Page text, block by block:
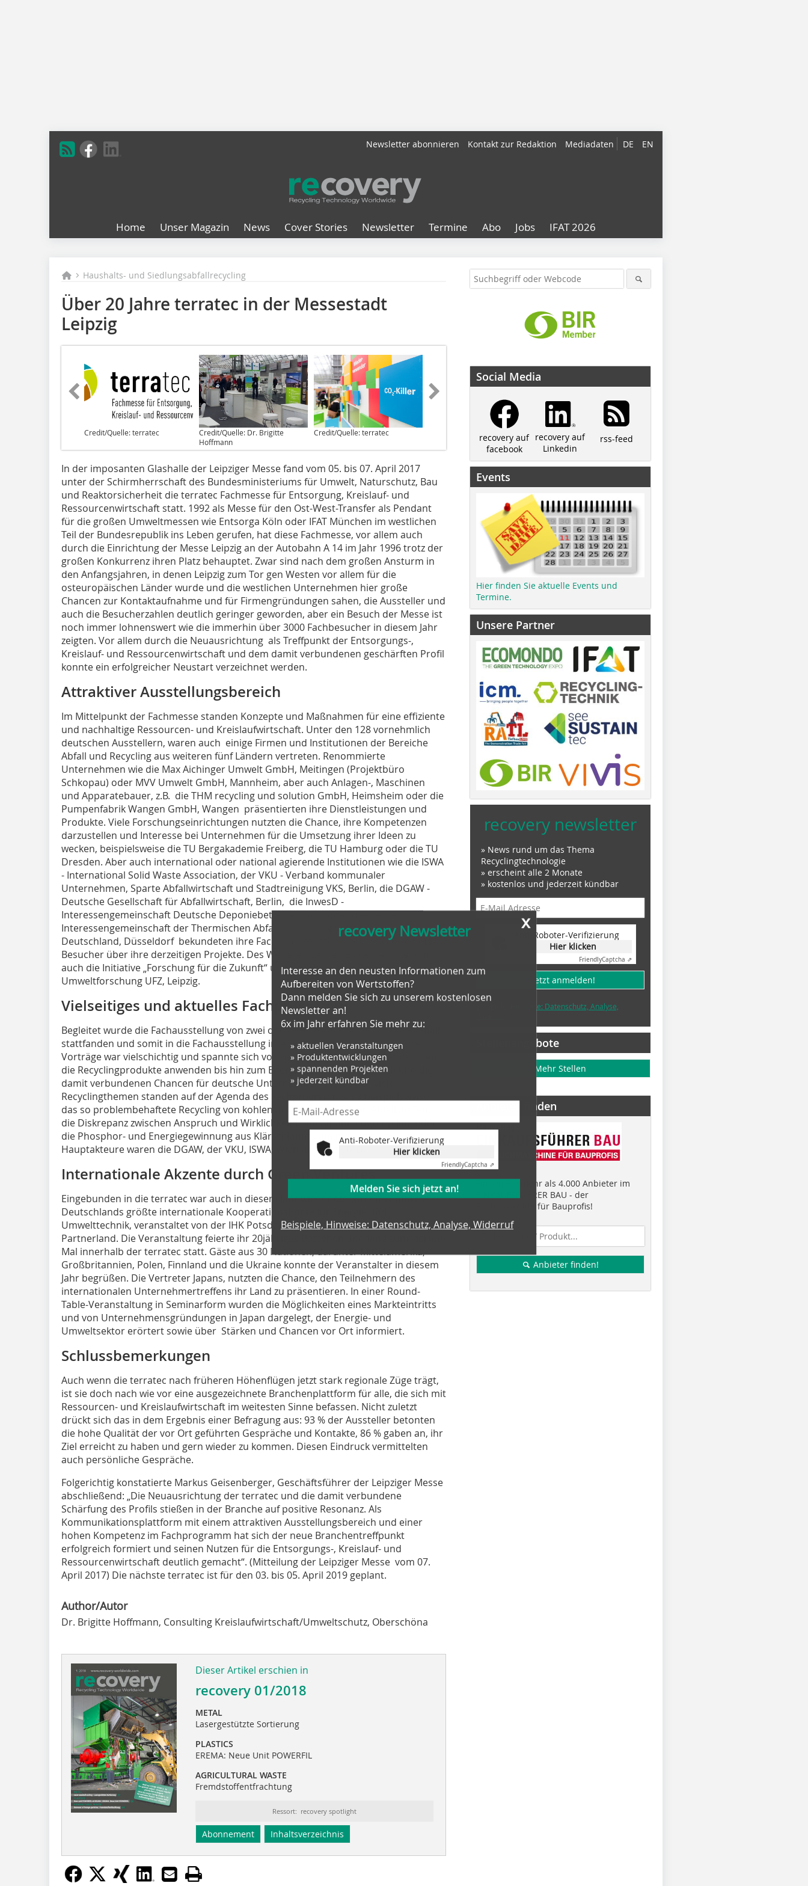
DE EN
Newsletter abonnieren Kontakt zur Redaktion Mediadaten
Home Unser Magazin News Cover Stories Newsletter Termine Abo Jobs IFAT 2026
Haushalts- und Siedlungsabfallrecycling
Über 20 Jahre terratec in der Messestadt
Leipzig
Credit/Quelle: terratec
Credit/Quelle: Dr. Brigitte
Hoffmann
Credit/Quelle: terratec
In der imposanten Glashalle der Leipziger Messe fand vom 05. bis 07. April 2017
unter der Schirmherrschaft des Bundesministeriums für Umwelt, Naturschutz, Bau
und Reaktorsicherheit die terratec Fachmesse für Entsorgung, Kreislauf- und
Ressourcenwirtschaft statt. 1992 als Messe für den Ost-West-Transfer als Pendant
für die großen Umweltmessen wie Entsorga Köln oder IFAT München im westlichen
Teil der Bundesrepublik ins Leben gerufen, hat diese Fachmesse, vor allem auch
durch die Einrichtung der Messe Leipzig an der Autobahn A 14 im Jahr 1996 trotz der
großen Konkurrenz ihren Platz behauptet. Zwar sind nach dem großen Ansturm in
den Anfangsjahren, in denen Leipzig zum Tor gen Westen vor allem für die
osteuropäischen Länder wurde und die westlichen Unternehmen hier große
Chancen zur Kontaktaufnahme und für Firmengründungen sahen, die Aussteller und
auch die Besucherzahlen deutlich geringer geworden, aber ein Besuch der Messe ist
noch immer lohnenswert wie die immerhin über 3000 Fachbesucher in diesem Jahr
zeigten. Vor allem durch die Neuausrichtung als Treffpunkt der Entsorgungs-,
Kreislauf- und Ressourcenwirtschaft und dem damit verbundenen geschärften Profil
konnte ein erfolgreicher Neustart verzeichnet werden.
Attraktiver Ausstellungsbereich
Im Mittelpunkt der Fachmesse standen Konzepte und Maßnahmen für eine effiziente
und nachhaltige Ressourcen- und Kreislaufwirtschaft. Unter den 128 vornehmlich
deutschen Ausstellern, waren auch einige Firmen und Institutionen der Bereiche
Abfall und Recycling aus weiteren fünf Ländern vertreten. Renommierte
Unternehmen wie die Max Aichinger Umwelt GmbH, Meitingen (Projektbüro
Schkopau) oder MVV Umwelt GmbH, Mannheim, aber auch Anlagen-, Maschinen
und Apparatebauer, z.B. die THM recycling und solution GmbH, Heimsheim oder die
Pumpenfabrik Wangen GmbH, Wangen präsentierten ihre Dienstleistungen und
Produkte. Viele Forschungseinrichtungen nutzten die Chance, ihre Kompetenzen
darzustellen und Interesse bei Unternehmen für die Umsetzung ihrer Ideen zu
wecken, beispielsweise die TU Bergakademie Freiberg, die TU Hamburg oder die TU
Dresden. Aber auch international oder national agierende Institutionen wie die ISWA
- International Solid Waste Association, der VKU - Verband kommunaler
Unternehmen, Sparte Abfallwirtschaft und Stadtreinigung VKS, Berlin, die DGAW -
Deutsche Gesellschaft für Abfallwirtschaft, Berlin, die InwesD -
Interessengemeinschaft Deutsche Deponiebetreiber, Köln oder die ITAD –
Interessengemeinschaft der Thermischen Abfallbehandlungsanlagen in
Deutschland, Düsseldorf bekundeten ihre Fachkompetenzen und instruierten die
Besucher über ihre derzeitigen Projekte. Des Weiteren zählten zu den Ausstellern
auch die Initiative „Forschung für die Zukunft“ und das Helmholtz-Zentrum für
Umweltforschung UFZ, Leipzig.
Vielseitiges und aktuelles Fachprogramm
Begleitet wurde die Fachausstellung von zwei offene Foren, die direkt in der Glashalle
stattfanden und somit in die Fachausstellung intergiert waren. Die Thematik der
Vorträge war vielschichtig und spannte sich von der Vorstellung von Unternehmen,
die Recyclingprodukte anwenden bis hin zum Energiewandel in Frankreich und die
damit verbundenen Chancen für deutsche Unternehmen. Aber auch viele
Recyclingthemen standen auf der Agenda des Fachprogramms, so beispielsweise
das so problembehaftete Recycling von kohlenstofffaserverstärkten Abfallstoffen,
die Diskrepanz zwischen Anspruch und Wirklichkeit beim Altfahrzeugrecycling oder
die Phosphor- und Energiegewinnung aus Klärschlamm, um nur einige zu nennen.
Hauptakteure waren die DGAW, der VKU, ISWA, Wien und die ITAD.
Internationale Akzente durch Green Ventures
Eingebunden in die terratec war auch in diesem Jahr wieder die „Green Ventures“,
Deutschlands größte internationale Kooperationsbörse für Energie und
Umwelttechnik, veranstaltet von der IHK Potsdam mit Japan als diesjährigem
Partnerland. Die Veranstaltung feierte ihr 20jähriges Bestehen und fand zum vierten
Mal innerhalb der terratec statt. Gäste aus 30 Nationen, darunter Mittelamerika,
Großbritannien, Polen, Finnland und die Ukraine konnte der Veranstalter in diesem
Jahr begrüßen. Die Vertreter Japans, nutzten die Chance, den Teilnehmern des
internationalen Unternehmertreffens ihr Land zu präsentieren. In einer Round-
Table-Veranstaltung in Seminarform wurden die Möglichkeiten eines Markteintritts
und von Unternehmensgründungen in Japan dargelegt, der Energie- und
Umweltsektor erörtert sowie über Stärken und Chancen vor Ort informiert.
Schlussbemerkungen
Auch wenn die terratec nach früheren Höhenflügen jetzt stark regionale Züge trägt,
ist sie doch nach wie vor eine ausgezeichnete Branchenplattform für alle, die sich mit
Ressourcen- und Kreislaufwirtschaft im weitesten Sinne befassen. Nicht zuletzt
drückt sich das in dem Ergebnis einer Befragung aus: 93 % der Aussteller betonten
die hohe Qualität der vor Ort geführten Gespräche und Kontakte, 86 % gaben an, ihr
Ziel erreicht zu haben und gern wieder zu kommen. Diesen Eindruck vermittelten
auch persönliche Gespräche.
Folgerichtig konstatierte Markus Geisenberger, Geschäftsführer der Leipziger Messe
abschließend: „Die Neuausrichtung der terratec und die damit verbundene
Schärfung des Profils stießen in der Branche auf positive Resonanz. Als
Kommunikationsplattform mit einem attraktiven Ausstellungsbereich und einer
hohen Kompetenz im Fachprogramm hat sich der neue Branchentreffpunkt
erfolgreich formiert und seinen Nutzen für die Entsorgungs-, Kreislauf- und
Ressourcenwirtschaft deutlich gemacht“. (Mitteilung der Leipziger Messe vom 07.
April 2017) Die nächste terratec ist für den 03. bis 05. April 2019 geplant.
Author/Autor
Dr. Brigitte Hoffmann, Consulting Kreislaufwirtschaft/Umweltschutz, Oberschöna
Dieser Artikel erschien in
recovery 01/2018
METAL
Lasergestützte Sortierung
PLASTICS
EREMA: Neue Unit POWERFIL
AGRICULTURAL WASTE
Fremdstoffentfrachtung
Ressort: recovery spotlight
Abonnement Inhaltsverzeichnis
x
recovery Newsletter
Aufbereiten von Wertstoffen?
Dann melden Sie sich zu unserem kostenlosen
Newsletter an!
6x im Jahr erfahren Sie mehr zu:
» Produktentwicklungen
» spannenden Projekten
» jederzeit kündbar
Anti-Roboter-Verifizierung
Hier klicken
Melden Sie sich jetzt an!
Social Media
recovery auf
facebook
recovery auf
Linkedin
rss-feed
Events
Hier finden Sie aktuelle Events und
Termine.
Unsere Partner
recovery newsletter
» News rund um das Thema
Recyclingtechnologie
» erscheint alle 2 Monate
» kostenlos und jederzeit kündbar
Anti-Roboter-Verifizierung
Hier klicken
FriendlyCaptcha ⇗
» Jetzt anmelden!
Beispiele, Hinweise: Datenschutz, Analyse,
Stellenangebote
Mehr Stellen
Anbieter finden
Finden Sie mehr als 4.000 Anbieter im
EINKAUFSFÜHRER BAU - der
Suchmaschine für Bauprofis!
Anbieter finden!